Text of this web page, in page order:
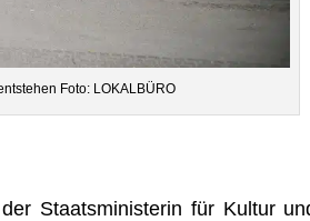
Foto: LOKALBÜRO
Staats­mi­nis­te­rin für Kul­tur